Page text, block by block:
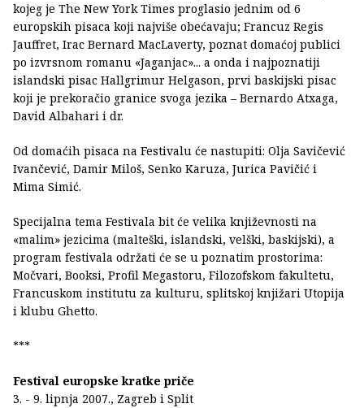
kojeg je The New York Times proglasio jednim od 6
europskih pisaca koji najviše obećavaju; Francuz Regis
Jauffret, Irac Bernard MacLaverty, poznat domaćoj publici
po izvrsnom romanu «Jaganjac»... a onda i najpoznatiji
islandski pisac Hallgrimur Helgason, prvi baskijski pisac
koji je prekoračio granice svoga jezika – Bernardo Atxaga,
David Albahari i dr.
Od domaćih pisaca na Festivalu će nastupiti: Olja Savičević
Ivančević, Damir Miloš, Senko Karuza, Jurica Pavičić i
Mima Simić.
Specijalna tema Festivala bit će velika književnosti na
«malim» jezicima (malteški, islandski, velški, baskijski), a
program festivala održati će se u poznatim prostorima:
Močvari, Booksi, Profil Megastoru, Filozofskom fakultetu,
Francuskom institutu za kulturu, splitskoj knjižari Utopija
i klubu Ghetto.
***
Festival europske kratke priče
3. - 9. lipnja 2007., Zagreb i Split